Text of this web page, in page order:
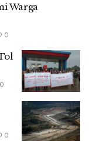
Warga
0
0
0